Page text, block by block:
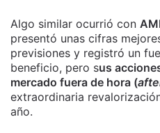
Algo similar ocurrió con
presentó unas cifras
previsiones y registró un
beneficio, pero sus
mercado fuera de hora (
extraordinaria
año.